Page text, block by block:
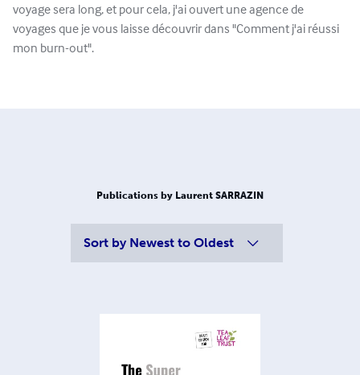
voyage sera long, et pour cela, j'ai ouvert une agence de
voyages que je vous laisse découvrir dans "Comment j'ai réussi
mon burn-out".
Publications by Laurent SARRAZIN
Sort by Newest to Oldest